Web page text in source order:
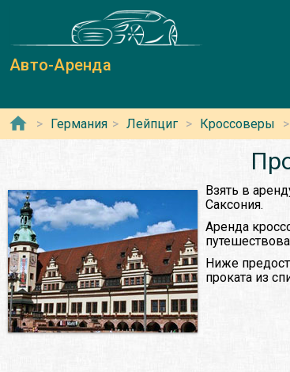
Авто-Аренда
Германия Лейпциг Кроссоверы
Взять в
Саксония.
Аренда
Ниже
проката из